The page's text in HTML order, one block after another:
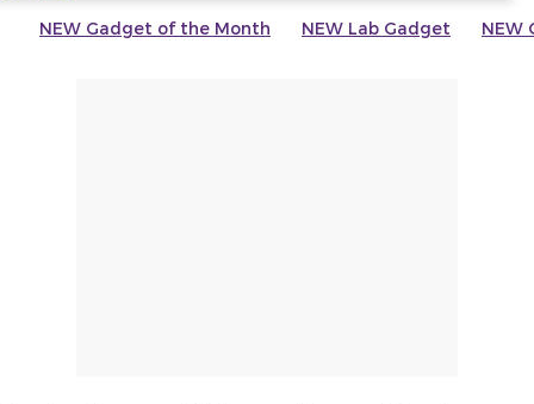
NEW Gadget of the Month NEW Lab Gadget NEW